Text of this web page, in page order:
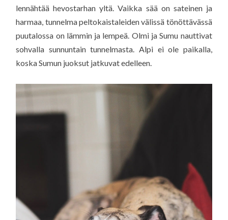
lennähtää hevostarhan yltä. Vaikka sää on sateinen ja
harmaa, tunnelma peltokaistaleiden välissä tönöttävässä
puutalossa on lämmin ja lempeä. Olmi ja Sumu nauttivat
sohvalla sunnuntain tunnelmasta. Alpi ei ole paikalla,
koska Sumun juoksut jatkuvat edelleen.